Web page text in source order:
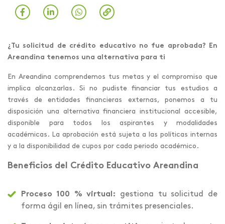
¿Tu solicitud de crédito educativo no fue aprobada? En
Areandina tenemos una alternativa para ti
En Areandina comprendemos tus metas y el compromiso que
implica alcanzarlas. Si no pudiste financiar tus estudios a
través de entidades financieras externas, ponemos a tu
disposición una alternativa financiera institucional accesible,
disponible para todos los aspirantes y modalidades
académicas. La aprobación está sujeta a las políticas internas
y a la disponibilidad de cupos por cada periodo académico.
Beneficios del Crédito Educativo Areandina
Proceso 100 % virtual: gestiona tu solicitud de
forma ágil en línea, sin trámites presenciales.